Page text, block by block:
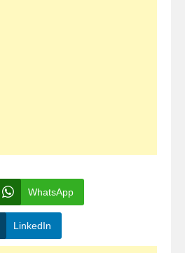
WhatsApp
LinkedIn